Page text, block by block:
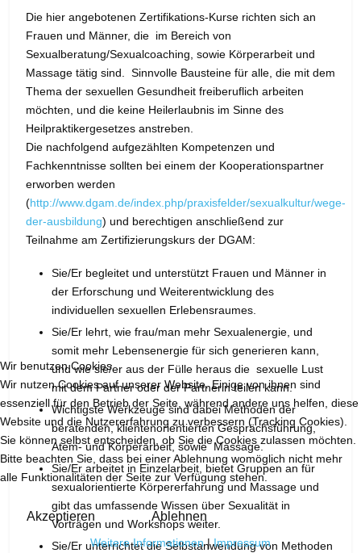
Die hier angebotenen Zertifikations-Kurse richten sich an
Frauen und Männer, die im Bereich von
Sexualberatung/Sexualcoaching, sowie Körperarbeit und
Massage tätig sind. Sinnvolle Bausteine für alle, die mit dem
Thema der sexuellen Gesundheit freiberuflich arbeiten
möchten, und die keine Heilerlaubnis im Sinne des
Heilpraktikergesetzes anstreben.
Die nachfolgend aufgezählten Kompetenzen und
Fachkenntnisse sollten bei einem der Kooperationspartner
erworben werden
(http://www.dgam.de/index.php/praxisfelder/sexualkultur/wege-
der-ausbildung) und berechtigen anschließend zur
Teilnahme am Zertifizierungskurs der DGAM:
Sie/Er begleitet und unterstützt Frauen und Männer in
der Erforschung und Weiterentwicklung des
individuellen sexuellen Erlebensraumes.
Sie/Er lehrt, wie frau/man mehr Sexualenergie, und
somit mehr Lebensenergie für sich generieren kann,
und wie sie/er aus der Fülle heraus die sexuelle Lust
mit dem Partner oder der Partnerin teilen kann.
Wichtigste Werkzeuge sind dabei Methoden der
beratenden, klientenorientierten Gesprächsführung,
Atem- und Körperarbeit, sowie Massage.
Sie/Er arbeitet in Einzelarbeit, bietet Gruppen an für
sexualorientierte Körpererfahrung und Massage und
gibt das umfassende Wissen über Sexualität in
Vorträgen und Workshops weiter.
Sie/Er unterrichtet die Selbstanwendung von Methoden
Wir benutzen Cookies
Wir nutzen Cookies auf unserer Website. Einige von ihnen sind
essenziell für den Betrieb der Seite, während andere uns helfen, diese
Website und die Nutzererfahrung zu verbessern (Tracking Cookies).
Sie können selbst entscheiden, ob Sie die Cookies zulassen möchten.
Bitte beachten Sie, dass bei einer Ablehnung womöglich nicht mehr
alle Funktionalitäten der Seite zur Verfügung stehen.
Akzeptieren Ablehnen
Weitere Informationen|Impressum